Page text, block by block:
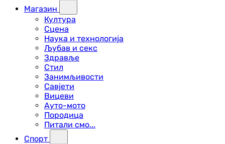
Магазин
Култура
Сцена
Наука и технологија
Љубав и секс
Здравље
Стил
Занимљивости
Савјети
Вицеви
Ауто-мото
Породица
Питали смо...
Спорт